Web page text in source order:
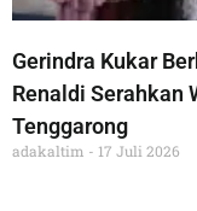
Gerindra Kukar
Renaldi Serahkan
Tenggarong
adakaltim 17 Juli 2026